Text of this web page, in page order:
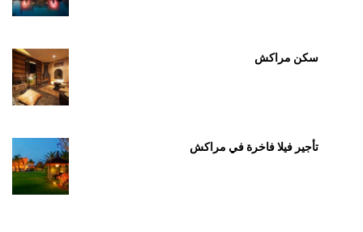
سكن مراكش
تأجير فيلا فاخرة في مراكش